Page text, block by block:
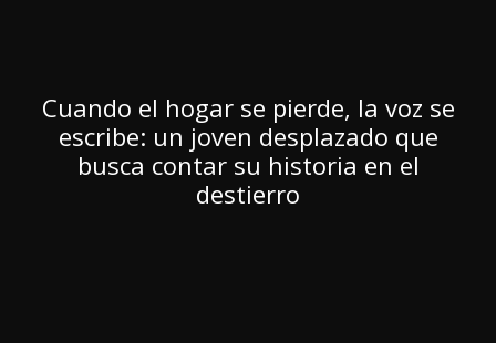
Cuando el hogar se pierde, la voz se
escribe: un joven desplazado que
busca contar su historia en el
destierro